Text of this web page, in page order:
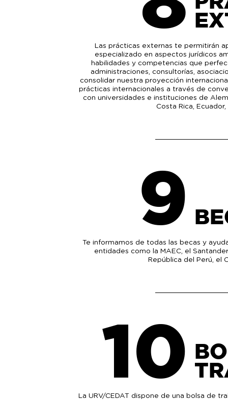
Las prácticas externas te permitirán
especializado en aspectos jurídicos
habilidades y competencias que
administraciones, consultorías,
consolidar nuestra proyección
prácticas internacionales a través de
con universidades e instituciones de
Costa Rica,
9
Te informamos de todas las becas y
entidades como la MAEC, el
República del Perú, el
10
La URV/CEDAT dispone de una bolsa de